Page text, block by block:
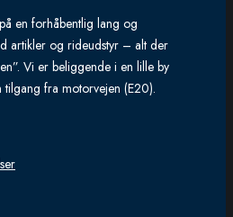
en forhåbentlig lang og
artikler og rideudstyr – alt der
Vi er beliggende i en lille by
fra motorvejen (E20).